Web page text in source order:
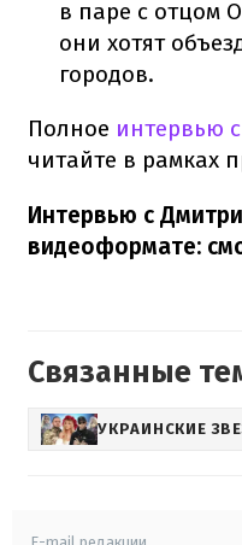
в паре с отцом
они хотят
городов.
Полное интервью
читайте в рамках
Интервью с
видеоформате:
Связанные
УКРАИНСКИЕ